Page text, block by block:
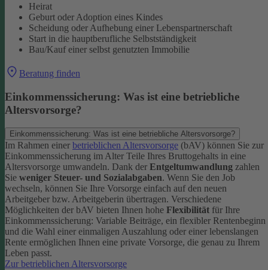
Heirat
Geburt oder Adoption eines Kindes
Scheidung oder Aufhebung einer Lebenspartnerschaft
Start in die hauptberufliche Selbstständigkeit
Bau/Kauf einer selbst genutzten Immobilie
Beratung finden
Einkommenssicherung: Was ist eine betriebliche
Altersvorsorge?
Einkommenssicherung: Was ist eine betriebliche Altersvorsorge?
Im Rahmen einer betrieblichen Altersvorsorge (bAV) können Sie zur
Einkommenssicherung im Alter Teile Ihres Bruttogehalts in eine
Altersvorsorge umwandeln. Dank der Entgeltumwandlung zahlen
Sie weniger Steuer- und Sozialabgaben. Wenn Sie den Job
wechseln, können Sie Ihre Vorsorge einfach auf den neuen
Arbeitgeber bzw. Arbeitgeberin übertragen. Verschiedene
Möglichkeiten der bAV bieten Ihnen hohe Flexibilität für Ihre
Einkommenssicherung: Variable Beiträge, ein flexibler Rentenbeginn
und die Wahl einer einmaligen Auszahlung oder einer lebenslangen
Rente ermöglichen Ihnen eine private Vorsorge, die genau zu Ihrem
Leben passt.
Zur betrieblichen Altersvorsorge